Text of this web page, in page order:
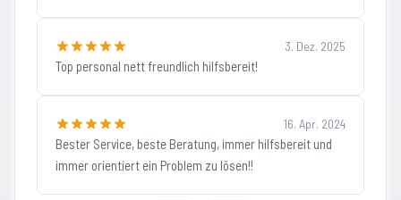
3. Dez. 2025
Top personal nett freundlich hilfsbereit!
16. Apr. 2024
Bester Service, beste Beratung, immer hilfsbereit und
immer orientiert ein Problem zu lösen!!